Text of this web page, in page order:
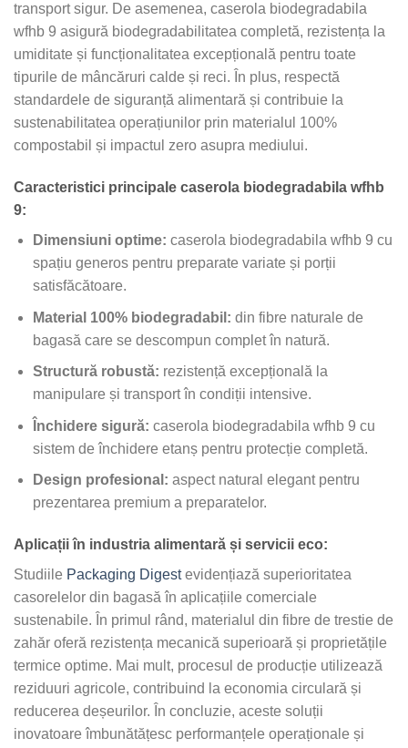
transport sigur. De asemenea, caserola biodegradabila
wfhb 9 asigură biodegradabilitatea completă, rezistența la
umiditate și funcționalitatea excepțională pentru toate
tipurile de mâncăruri calde și reci. În plus, respectă
standardele de siguranță alimentară și contribuie la
sustenabilitatea operațiunilor prin materialul 100%
compostabil și impactul zero asupra mediului.
Caracteristici principale caserola biodegradabila wfhb
9:
Dimensiuni optime: caserola biodegradabila wfhb 9 cu
spațiu generos pentru preparate variate și porții
satisfăcătoare.
Material 100% biodegradabil: din fibre naturale de
bagasă care se descompun complet în natură.
Structură robustă: rezistență excepțională la
manipulare și transport în condiții intensive.
Închidere sigură: caserola biodegradabila wfhb 9 cu
sistem de închidere etanș pentru protecție completă.
Design profesional: aspect natural elegant pentru
prezentarea premium a preparatelor.
Aplicații în industria alimentară și servicii eco:
Studiile Packaging Digestevidențiază superioritatea
casorelelor din bagasă în aplicațiile comerciale
sustenabile. În primul rând, materialul din fibre de trestie de
zahăr oferă rezistența mecanică superioară și proprietățile
termice optime. Mai mult, procesul de producție utilizează
reziduuri agricole, contribuind la economia circulară și
reducerea deșeurilor. În concluzie, aceste soluții
inovatoare îmbunătățesc performanțele operaționale și